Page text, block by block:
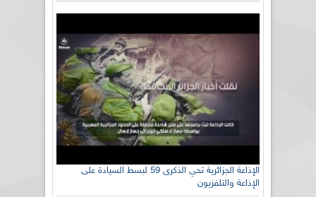
الإذاعة الجزائرية تحي الذكرى 59 لبسط السيادة على
الإذاعة والتلفزيون